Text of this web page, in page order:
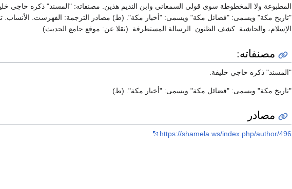
المطبوعة ولا المخطوطة سوى قولي السمعاني وابن النديم هذين. مصنفاته: "المسند" ذكره حاجي
"تاريخ مكة" ويسمى: "فضائل مكة" ويسمى: "أخبار مكة". (ط) مصادر الترجمة: الفهرست. الأنساب.
الإسلام، والحاشية. كشف الظنون. الرسالة المستطرفة. (نقلا عن: موقع جامع الحديث)
مصنفاته:
"المسند" ذكره حاجي خليفة.
"تاريخ مكة" ويسمى: "فضائل مكة" ويسمى: "أخبار مكة". (ط)
مصادر
https://shamela.ws/index.php/author/496